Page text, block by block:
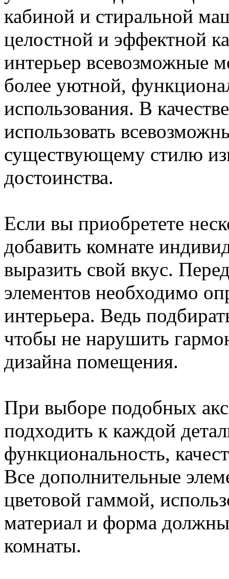
кабиной и стиральной
целостной и эффектной
интерьер всевозможные
более уютной,
использования. В
использовать
существующему стилю
достоинства.
Если вы приобретете
добавить комнате
выразить свой вкус.
элементов необходимо
интерьера. Ведь
чтобы не нарушить
дизайна помещения.
При выборе подобных
подходить к каждой
функциональность,
Все дополнительные
цветовой гаммой,
материал и форма должны
комнаты.